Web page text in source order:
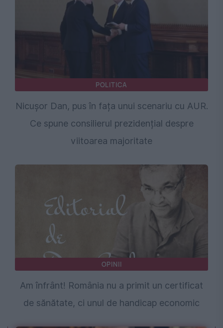
POLITICA
Nicușor Dan, pus în fața unui scenariu cu AUR.
Ce spune consilierul prezidențial despre
viitoarea majoritate
OPINII
Am înfrânt! România nu a primit un certificat
de sănătate, ci unul de handicap economic